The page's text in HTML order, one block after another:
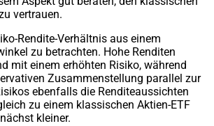
vertrauen.
Rendite-Verhältnis aus einem
zu betrachten. Hohe Renditen
mit einem erhöhten Risiko, während
Zusammenstellung parallel zur
ebenfalls die Renditeaussichten
zu einem klassischen Aktien-ETF
kleiner.